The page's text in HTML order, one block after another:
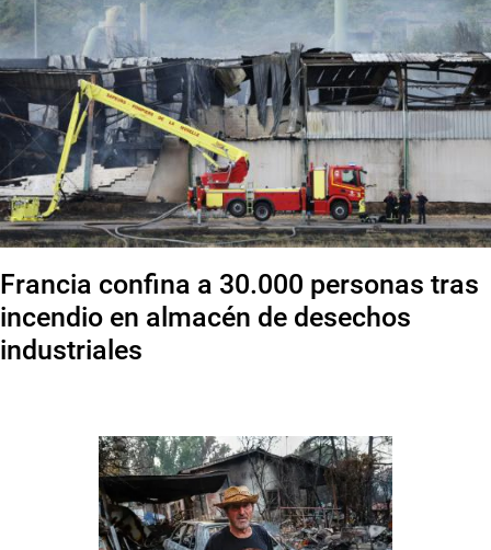
Francia confina a 30.000 personas tras
incendio en almacén de desechos
industriales